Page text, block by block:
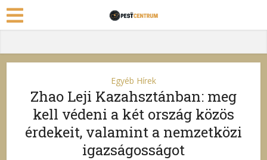
Egyéb Hírek
Zhao Leji Kazahsztánban: meg
kell védeni a két ország közös
érdekeit, valamint a nemzetközi
igazságosságot